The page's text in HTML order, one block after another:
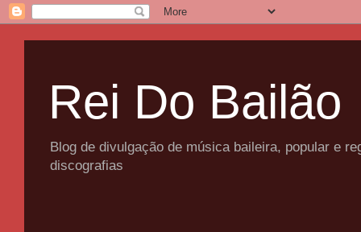
Rei Do Bailão
Blog de divulgação de música baileira, popular e
discografias